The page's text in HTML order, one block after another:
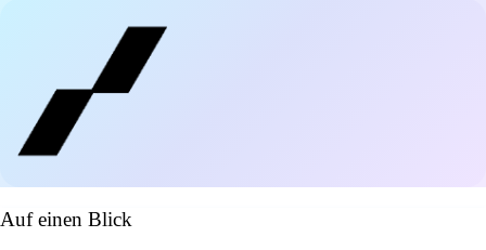
Auf einen Blick